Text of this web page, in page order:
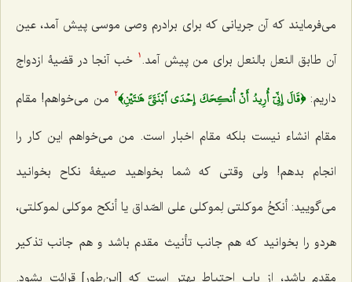
می‌فرمایند که آن جریانی که برای برادرم وصی موسی پیش آمد، عین
آن طابق النعل بالنعل برای من پیش آمد. 1 خب آنجا در قضیۀ ازدواج
داریم:﴿قَالَ إِنِّيٓ أُرِيدُ أَنۡ أُنكِحَكَ إِحۡدَى ٱبۡنَتَيَّ هَٰتَيۡنِ﴾2
من می‌خواهم! مقام
مقام انشاء نیست بلکه مقام اخبار است. من می‌خواهم این کار را
انجام بدهم! ولی وقتی که شما بخواهید صیغۀ نکاح بخوانید
می‌گویید: أنکحُ موکلتی لِموکلی علی الصّداق یا أنکح موکلی لموکلتی،
هردو را بخوانید که هم جانب تأنیث مقدم باشد و هم جانب تذکیر
مقدم باشد، از باب احتیاط بهتر است که [این‌طور] قرائت بشود.